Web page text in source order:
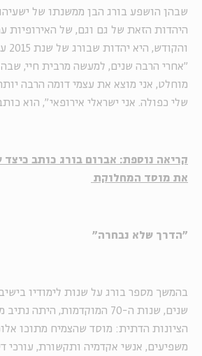
שבהן הושפע בורג הבן ממשנתו של ישעיהו
היהדות הזאת של גם וגם, של האירופיות
"אחרי הרבה שנים, למעשה מרבית חיי,
מוחלט, אני מוצא את עצמי דומה הרבה
שלי כפולה. אני ישראלי אירופאי", הוא
קריאה נוספת: אברום בורג כותב כיצד
את מוסד המחלוקת
"הדרך שלא נבחרה"
בהמשך מספר בורג על שנות לימודיו
שנים, שנות ה-70 המוקדמות,
הציונות הדתית: מוסד שהצמיח מתוכו
משפיעים, אנשי אקדמיה ותקשורת, עורכי